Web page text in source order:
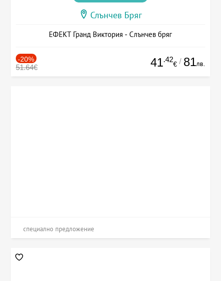
Слънчев Бряг
ЕФЕКТ Гранд Виктория - Слънчев бряг
-20%
51.64€ 41.42
€ / 81лв.
специално предложение